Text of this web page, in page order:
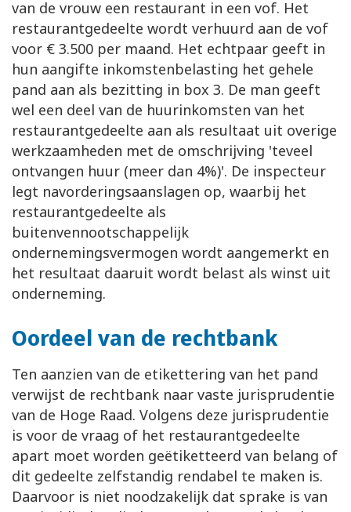
van de vrouw een restaurant in een vof. Het
restaurantgedeelte wordt verhuurd aan de vof
voor € 3.500 per maand. Het echtpaar geeft in
hun aangifte inkomstenbelasting het gehele
pand aan als bezitting in box 3. De man geeft
wel een deel van de huurinkomsten van het
restaurantgedeelte aan als resultaat uit overige
werkzaamheden met de omschrijving 'teveel
ontvangen huur (meer dan 4%)'. De inspecteur
legt navorderingsaanslagen op, waarbij het
restaurantgedeelte als
buitenvennootschappelijk
ondernemingsvermogen wordt aangemerkt en
het resultaat daaruit wordt belast als winst uit
onderneming.
Oordeel van de rechtbank
Ten aanzien van de etikettering van het pand
verwijst de rechtbank naar vaste jurisprudentie
van de Hoge Raad. Volgens deze jurisprudentie
is voor de vraag of het restaurantgedeelte
apart moet worden geëtiketteerd van belang of
dit gedeelte zelfstandig rendabel te maken is.
Daarvoor is niet noodzakelijk dat sprake is van